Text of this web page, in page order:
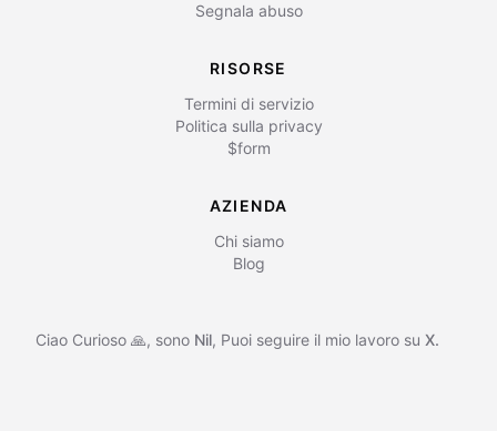
Segnala abuso
RISORSE
Termini di servizio
Politica sulla privacy
$form
AZIENDA
Chi siamo
Blog
Ciao Curioso 🙏, sono Nil, Puoi seguire il mio lavoro su X.